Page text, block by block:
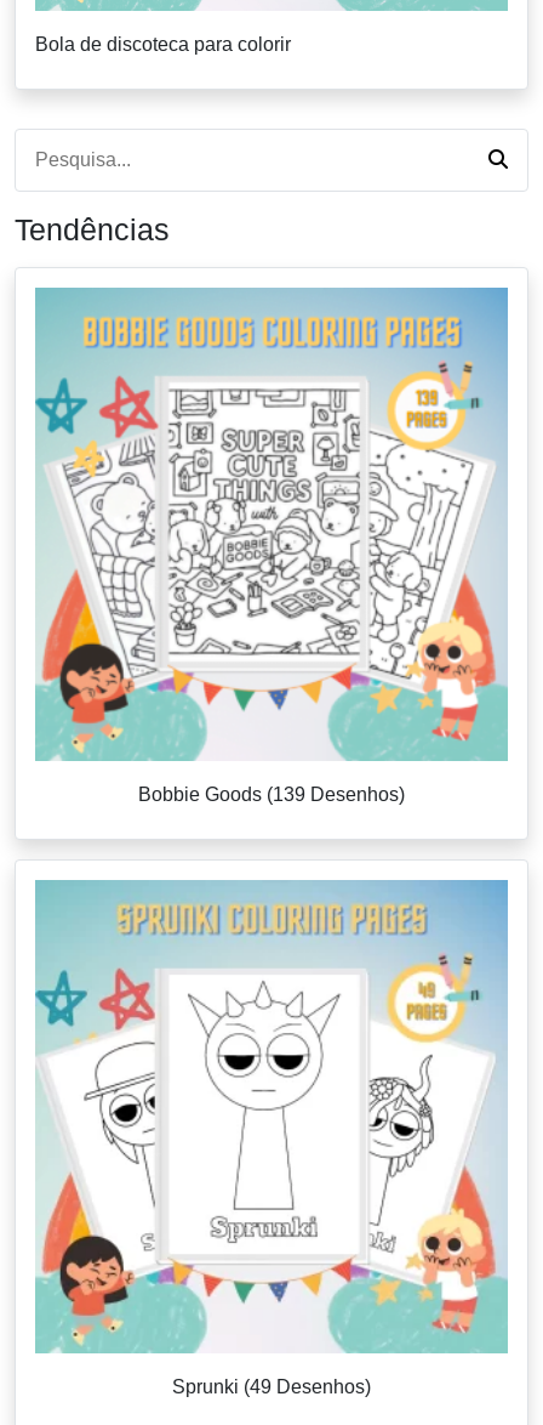
Bola de discoteca para colorir
Tendências
Bobbie Goods (139 Desenhos)
Sprunki (49 Desenhos)